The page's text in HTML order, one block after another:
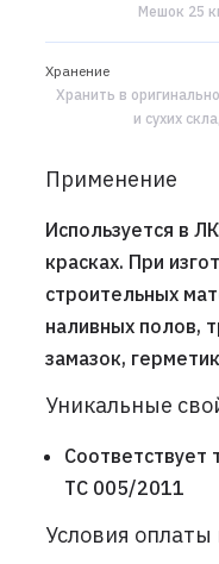
Мешок 25
Хранение
Хранить в
и сухих
Применение
Используется в
красках. При
строительных
наливных полов,
замазок,
Уникальные
Соответствует
ТС 005/2011
Условия оплаты